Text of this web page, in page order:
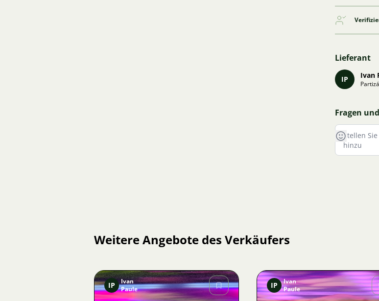
Lieferant
IP Ivan
Fragen
Weitere Angebote des Verkäufers
IP
Ivan
Paule
IP
Ivan
Paule